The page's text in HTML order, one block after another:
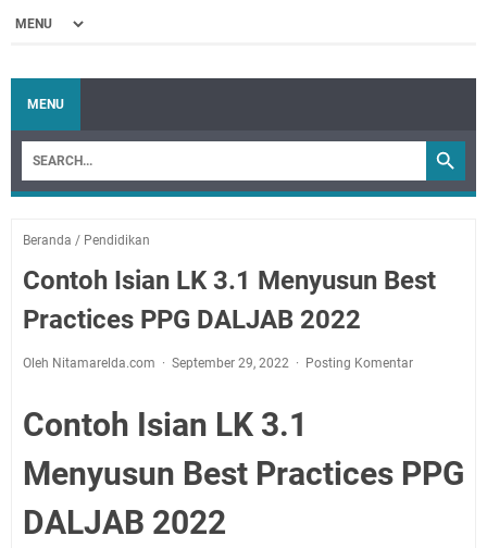
MENU
Beranda / Pendidikan
Contoh Isian LK 3.1 Menyusun Best
Practices PPG DALJAB 2022
Oleh Nitamarelda.com September 29, 2022 Posting Komentar
Contoh Isian LK 3.1
Menyusun Best Practices PPG
DALJAB 2022